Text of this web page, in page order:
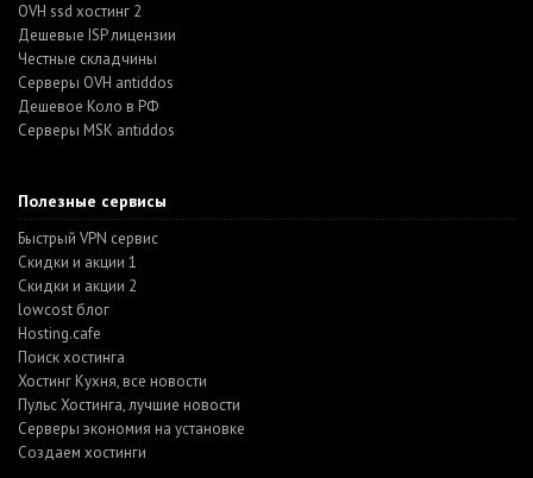
OVH ssd хостинг 2
Дешевые ISP лицензии
Честные складчины
Серверы OVH antiddos
Дешевое Коло в РФ
Серверы MSK antiddos
Полезные сервисы
Быстрый VPN сервис
Скидки и акции 1
Скидки и акции 2
lowcost блог
Hosting.cafe
Поиск хостинга
Хостинг Кухня, все новости
Пульс Хостинга, лучшие новости
Серверы экономия на установке
Создаем хостинги